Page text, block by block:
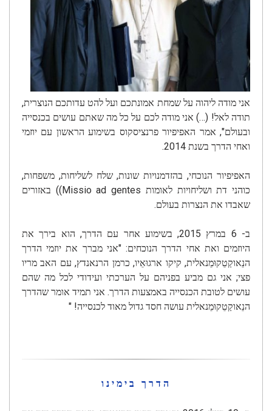
אני מודה ליהוה על שמחת אמונתכם ועל להט עדותכם הנוצרית,
תודה לאל! (…) אני מודה לכם על כל מה שאתם עושים בכנסייה
ובעולם", אמר האפיפיור פרנציסקוס בשימוע הראשון עם יוזמי
ואחי הדרך בשנת 2014.
האפיפיור הנוכחי, בהזדמנויות שונות, שלח לשליחות, משפחות,
כוהני דת ושליחויות לאומות Missio ad gentes)) באזורים
שאבדו את הנצרות בעולם.
ב- 6 במרץ 2015, בשימוע אחר עם הדרך, הוא בירך את
היוזמים ואת אחי הדרך הנוכחים: "אני מברך את יוזמי הדרך
הנֵאוקַטֵקוּמֵנאלית, קיקו ארגוּאֵיו, כרמן הרנאנדץ, עם האב מריו
פצי; אני גם מביע בפניהם על הערכתי ועידודי לכל מה שהם
עושים לטובת הכנסייה באמצעות הדרך. אני תמיד אומר שהדרך
הנֵאוקַטֵקוּמֵנאלית עושה חסד גדול מאוד לכנסייה! "
הדרך בימינו